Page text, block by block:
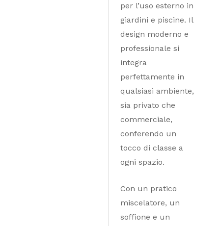
per l’uso esterno in
giardini e piscine. Il
design moderno e
professionale si
integra
perfettamente in
qualsiasi ambiente,
sia privato che
commerciale,
conferendo un
tocco di classe a
ogni spazio.
Con un pratico
miscelatore, un
soffione e un